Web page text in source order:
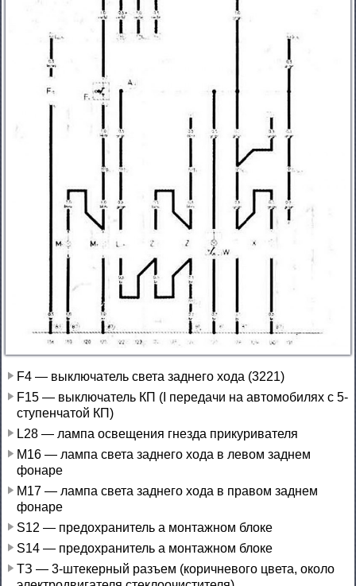
F4 — выключатель света заднего хода (3221)
F15 — выключатель КП (I передачи на автомобилях с 5-
ступенчатой КП)
L28 — лампа освещения гнезда прикуривателя
М16 — лампа света заднего хода в левом заднем
фонаре
М17 — лампа света заднего хода в правом заднем
фонаре
S12 — предохранитель а монтажном блоке
S14 — предохранитель а монтажном блоке
ТЗ — 3-штекерный разъем (коричневого цвета, около